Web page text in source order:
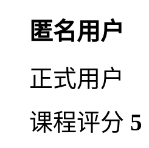
匿名用户
正式用户
课程评分 5